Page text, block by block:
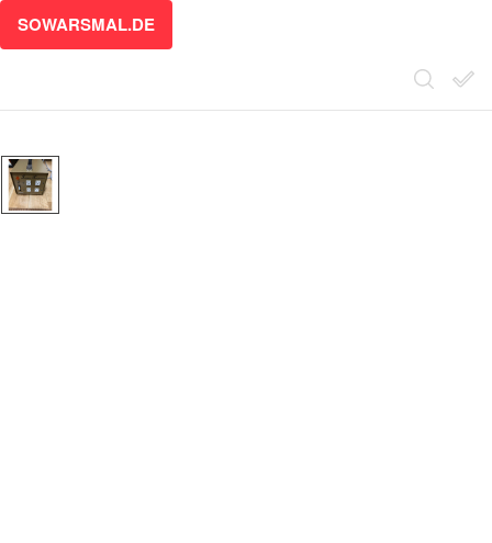
SOWARSMAL.DE